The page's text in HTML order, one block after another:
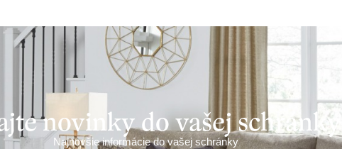
novinky do vašej schránky
Najnovšie informácie do vašej schránky